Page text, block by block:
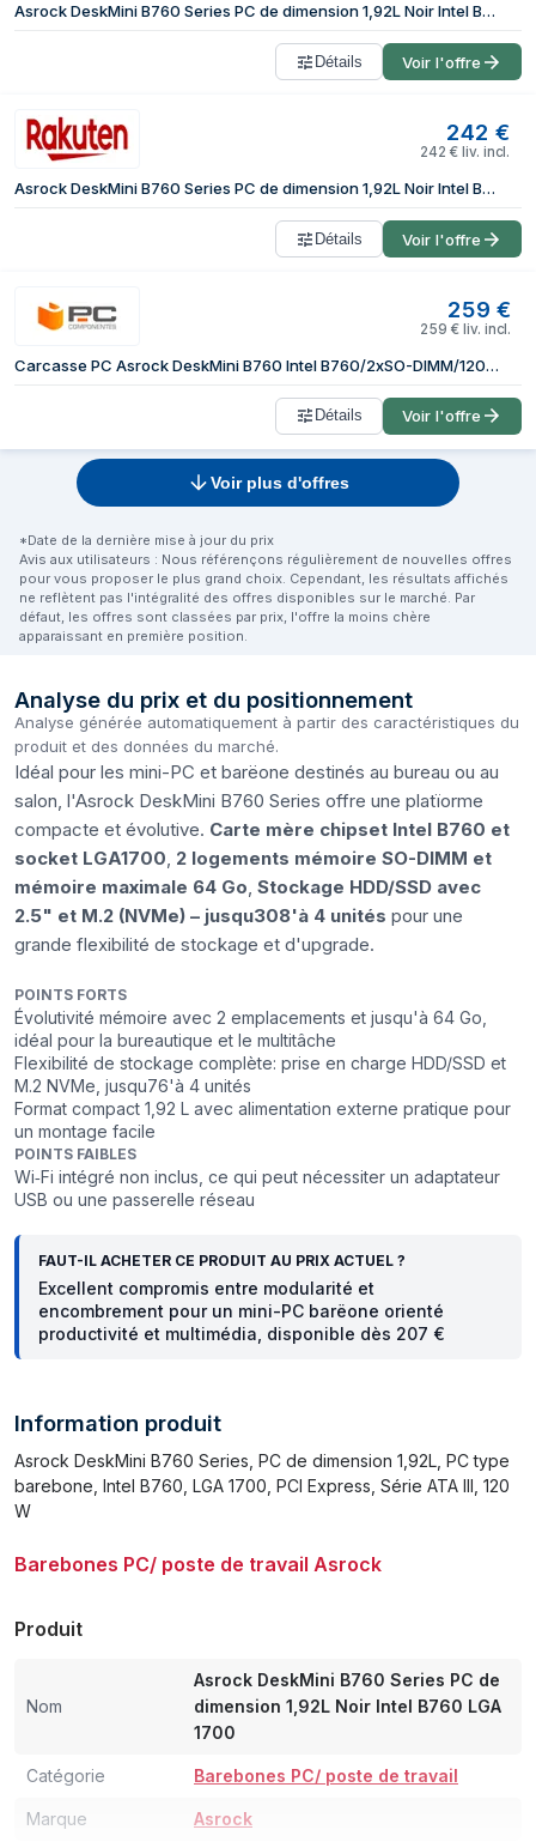
Asrock DeskMini B760 Series PC de dimension 1,92L Noir Intel B760 LGA 1700
Détails Voir l'offre
242 €
242 € liv. incl.
Asrock DeskMini B760 Series PC de dimension 1,92L Noir Intel B760 LGA 1700
Détails Voir l'offre
259 €
259 € liv. incl.
Carcasse PC Asrock DeskMini B760 Intel B760/2xSO-DIMM/120W/Noir
Détails Voir l'offre
Voir plus d'offres
*Date de la dernière mise à jour du prix
Avis aux utilisateurs : Nous référençons régulièrement de nouvelles offres
pour vous proposer le plus grand choix. Cependant, les résultats affichés
ne reflètent pas l'intégralité des offres disponibles sur le marché. Par
défaut, les offres sont classées par prix, l'offre la moins chère
apparaissant en première position.
Analyse du prix et du positionnement
Analyse générée automatiquement à partir des caractéristiques du
produit et des données du marché.
Idéal pour les mini-PC et barëone destinés au bureau ou au
salon, l'Asrock DeskMini B760 Series offre une platïorme
compacte et évolutive. Carte mère chipset Intel B760 et
socket LGA1700 2 logements mémoire SO-DIMM et
mémoire maximale 64 Go Stockage HDD/SSD avec
2.5" et M.2 (NVMe) – jusqu308'à 4 unités pour une
grande flexibilité de stockage et d'upgrade.
POINTS FORTS
Évolutivité mémoire avec 2 emplacements et jusqu'à 64 Go,
idéal pour la bureautique et le multitâche
Flexibilité de stockage complète: prise en charge HDD/SSD et
M.2 NVMe, jusqu76'à 4 unités
Format compact 1,92 L avec alimentation externe pratique pour
un montage facile
POINTS FAIBLES
Wi‑Fi intégré non inclus, ce qui peut nécessiter un adaptateur
USB ou une passerelle réseau
FAUT-IL ACHETER CE PRODUIT AU PRIX ACTUEL ?
Excellent compromis entre modularité et
encombrement pour un mini-PC barëone orienté
productivité et multimédia, disponible dès 207 €
Information produit
Asrock DeskMini B760 Series, PC de dimension 1,92L, PC type
barebone, Intel B760, LGA 1700, PCI Express, Série ATA III, 120
W
Barebones PC/ poste de travail Asrock
Produit
Nom
Asrock DeskMini B760 Series PC de
dimension 1,92L Noir Intel B760 LGA
1700
Catégorie Barebones PC/ poste de travail
Marque Asrock